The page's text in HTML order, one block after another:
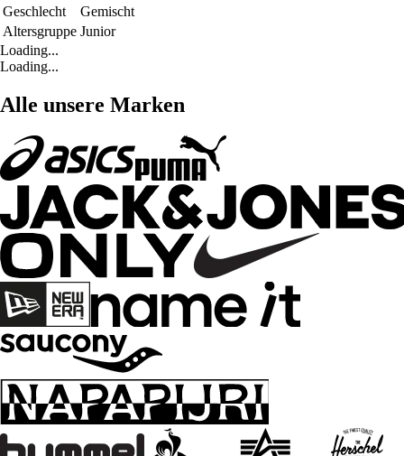
Geschlecht
Gemischt
Altersgruppe Junior
Loading...
Loading...
Alle unsere Marken